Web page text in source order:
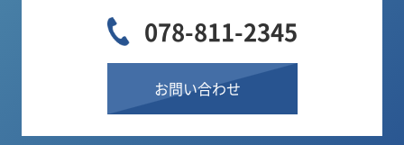
078-811-2345
お問い合わせ